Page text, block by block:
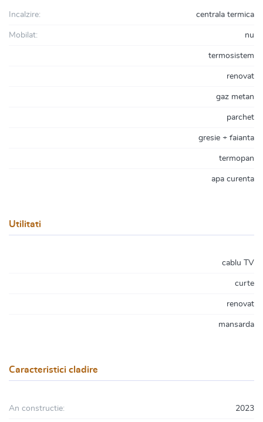
Incalzire: centrala termica
Mobilat: nu
termosistem
renovat
gaz metan
parchet
gresie + faianta
termopan
apa curenta
Utilitati
cablu TV
curte
renovat
mansarda
Caracteristici cladire
An constructie: 2023